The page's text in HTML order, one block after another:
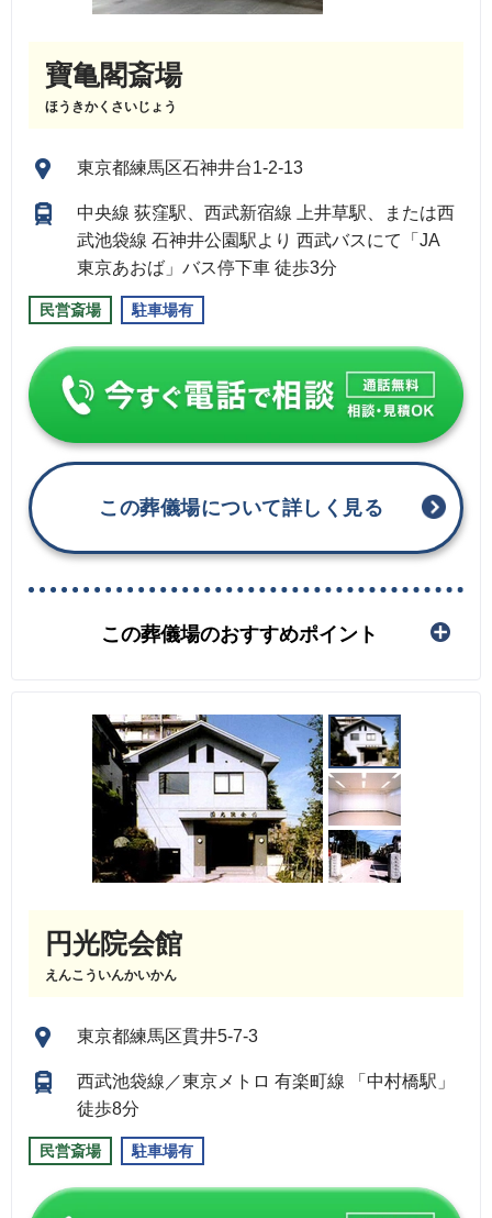
寶亀閣斎場
ほうきかくさいじょう
東京都練馬区石神井台1-2-13
中央線 荻窪駅、西武新宿線 上井草駅、または西
武池袋線 石神井公園駅より 西武バスにて「JA
東京あおば」バス停下車 徒歩3分
民営斎場 駐車場有
この葬儀場について詳しく見る
この葬儀場のおすすめポイント
円光院会館
えんこういんかいかん
東京都練馬区貫井5-7-3
西武池袋線／東京メトロ 有楽町線 「中村橋駅」
徒歩8分
民営斎場 駐車場有